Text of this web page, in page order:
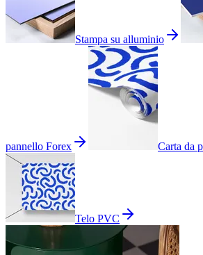
Stampa su alluminio
pannello Forex Carta da
Telo PVC